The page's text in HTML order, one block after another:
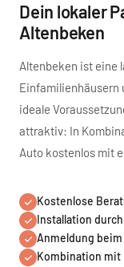
Dein lokaler
Altenbeken
Altenbeken ist eine
Einfamilienhäusern
ideale
attraktiv: In
Auto kostenlos mit
Kostenlose
Installation
Anmeldung
Kombination mit